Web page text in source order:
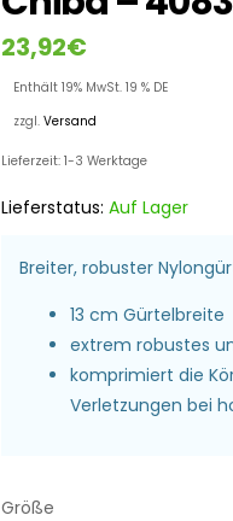
23,92€
Enthält 19% MwSt. 19 % DE
zzgl. Versand
Lieferzeit: 1-3 Werktage
Lieferstatus: Auf Lager
Breiter, robuster
13 cm Gürtelbreite
extrem robustes
komprimiert die
Verletzungen bei
Größe